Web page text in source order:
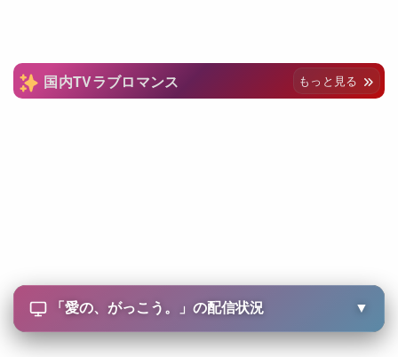
国内TVラブロマンス もっと見る
「 愛の、がっこう。 」の配信状況 ▼